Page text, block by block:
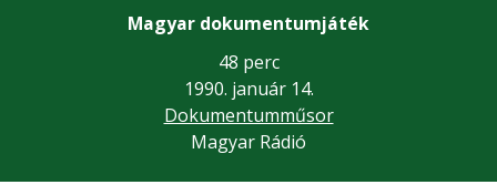
Magyar dokumentumjáték
48 perc
1990. január 14.
Dokumentumműsor
Magyar Rádió